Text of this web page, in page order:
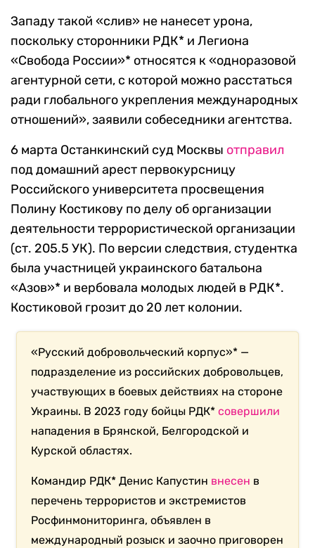
Западу такой «слив» не нанесет урона,
поскольку сторонники РДК* и Легиона
«Свобода России»* относятся к «одноразовой
агентурной сети, с которой можно расстаться
ради глобального укрепления международных
отношений», заявили собеседники агентства.
6 марта Останкинский суд Москвы отправил
под домашний арест первокурсницу
Российского университета просвещения
Полину Костикову по делу об организации
деятельности террористической организации
(ст. 205.5 УК). По версии следствия, студентка
была участницей украинского батальона
«Азов»* и вербовала молодых людей в РДК*.
Костиковой грозит до 20 лет колонии.
«Русский добровольческий корпус»* —
подразделение из российских добровольцев,
участвующих в боевых действиях на стороне
Украины. В 2023 году бойцы РДК*совершили
нападения в Брянской, Белгородской и
Курской областях.
Командир РДК* Денис Капустин внесен в
перечень террористов и экстремистов
Росфинмониторинга, объявлен в
международный розыск и заочно приговорен